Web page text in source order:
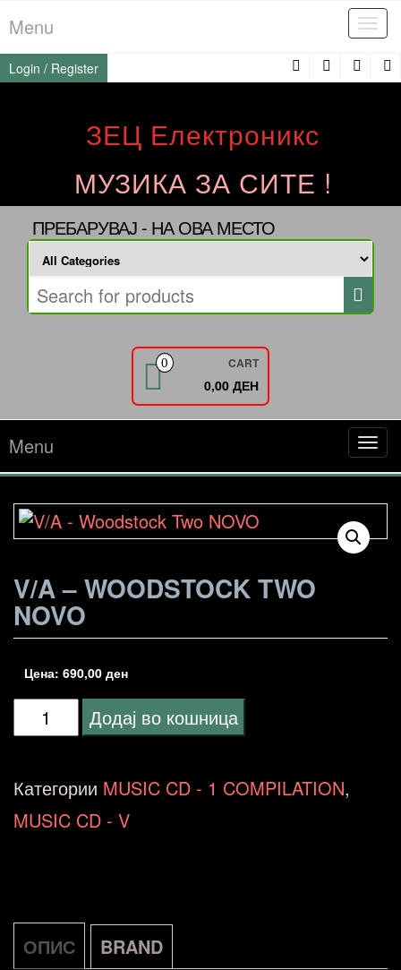
to
the
content
Menu
Login / Register
ЗЕЦ Електроникс
МУЗИКА ЗА СИТЕ !
ПРЕБАРУВАЈ - НА ОВА МЕСТО
0 CART
0,00 ДЕН
Menu
V/A – WOODSTOCK TWO
NOVO
Цена: 690,00 ден
Woodstock
Two
Додај во кошница
Категории MUSIC CD - 1 COMPILATION,
MUSIC CD - V
ОПИС BRAND